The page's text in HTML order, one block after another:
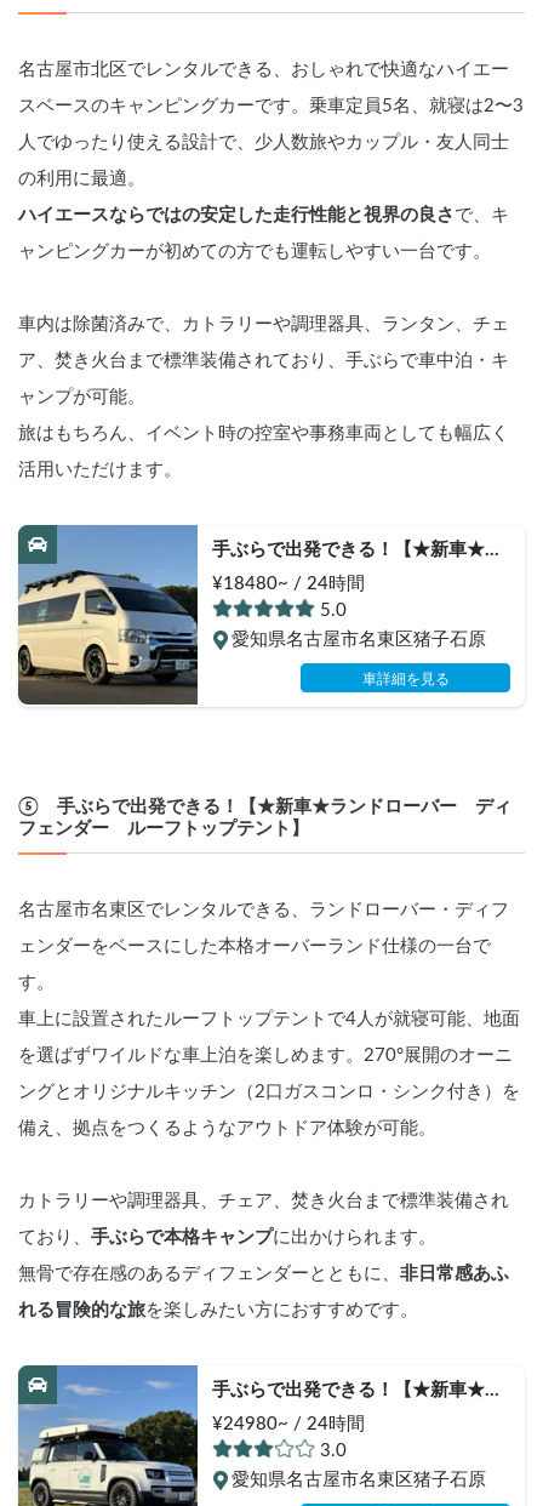
名古屋市北区でレンタルできる、おしゃれで快適なハイエー
スベースのキャンピングカーです。乗車定員5名、就寝は2〜3
人でゆったり使える設計で、少人数旅やカップル・友人同士
の利用に最適。
ハイエースならではの安定した走行性能と視界の良さ で、キ
ャンピングカーが初めての方でも運転しやすい一台です。
車内は除菌済みで、カトラリーや調理器具、ランタン、チェ
ア、焚き火台まで標準装備されており、手ぶらで車中泊・キ
ャンプが可能。
旅はもちろん、イベント時の控室や事務車両としても幅広く
活用いただけます。
手ぶらで出発できる！【★新車★ハ
イエース　FFヒーター装備！】
MAIA（マイア）号　~わんちゃん・
ペット大歓迎車両~ レンタカー業者
のためレンタル時も安心。車内も除
菌済み。カトラリーから調理器具、
せをお願いします。】
¥18480~ / 24時間
5.0
愛知県名古屋市名東区猪子石原
車詳細を見る
⑤　手ぶらで出発できる！【★新車★ランドローバー　ディ
フェンダー　ルーフトップテント】
名古屋市名東区でレンタルできる、ランドローバー・ディフ
ェンダーをベースにした本格オーバーランド仕様の一台で
す。
車上に設置されたルーフトップテントで4人が就寝可能、地面
を選ばずワイルドな車上泊を楽しめます。270°展開のオーニ
ングとオリジナルキッチン（2口ガスコンロ・シンク付き）を
備え、拠点をつくるようなアウトドア体験が可能。
カトラリーや調理器具、チェア、焚き火台まで標準装備され
ており、 手ぶらで本格キャンプに出かけられます。
無骨で存在感のあるディフェンダーとともに、 非日常感あふ
れる冒険的な旅を楽しみたい方におすすめです。
手ぶらで出発できる！【★新車★ラ
ンドローバー　ディフェンダー　ル
ーフトップテント】　ルーフトップ
テント、270°のオーニングで本格的
なオーバーランドスタイルを体験で
¥24980~ / 24時間
3.0
愛知県名古屋市名東区猪子石原